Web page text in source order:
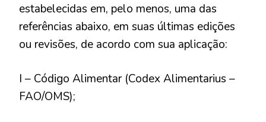
estabelecidas em, pelo menos, uma das
referências abaixo, em suas últimas edições
ou revisões, de acordo com sua aplicação:
I – Código Alimentar (Codex Alimentarius –
FAO/OMS);